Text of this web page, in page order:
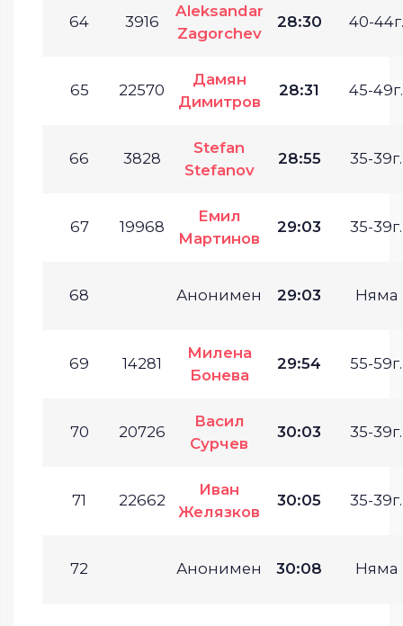
64 3916
Aleksandar
Zagorchev
28:30 40-44г.
65 22570
Дамян
Димитров
28:31 45-49г.
66 3828
Stefan
Stefanov
28:55 35-39г.
67 19968
Емил
Мартинов
29:03 35-39г.
68 Анонимен 29:03 Няма
69 14281
Милена
Бонева
29:54 55-59г.
70 20726
Васил
Сурчев
30:03 35-39г.
71 22662
Иван
Желязков
30:05 35-39г.
72 Анонимен 30:08 Няма